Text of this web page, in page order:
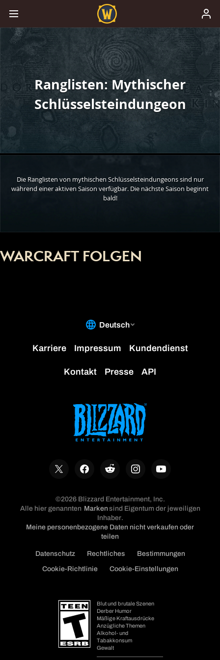
Ranglisten: Mythischer
Schlüsselsteindungeon
Die Ranglisten von mythischen Schlüsselsteindungeons sind nur
während einer aktiven Saison verfügbar. Die nächste Saison beginnt
bald!
WARCRAFT FOLGEN